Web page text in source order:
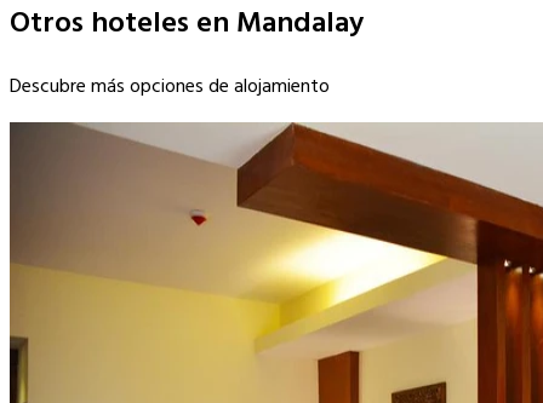
Otros hoteles en Mandalay
Descubre más opciones de alojamiento